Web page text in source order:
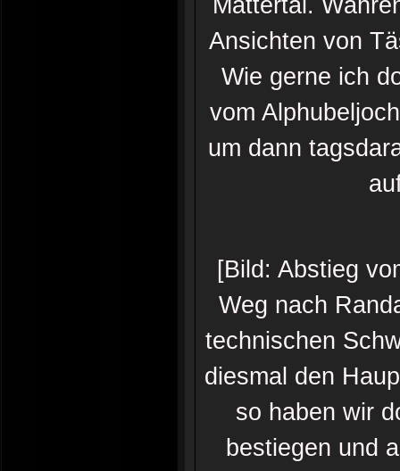
Ansichten von
Wie gerne ich
vom
um dann
[Bild: Abstieg
Weg nach
technischen
diesmal den
so haben wir
bestiegen und